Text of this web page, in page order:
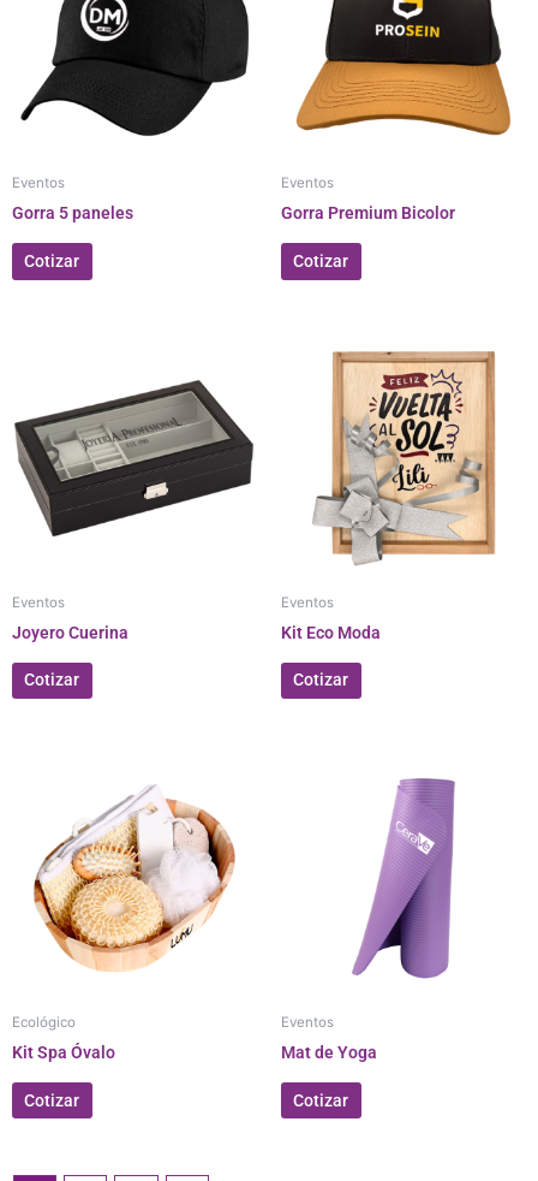
Eventos
Gorra 5 paneles
Cotizar
Eventos
Gorra Premium Bicolor
Cotizar
Eventos
Joyero Cuerina
Cotizar
Eventos
Kit Eco Moda
Cotizar
Ecológico
Kit Spa Óvalo
Cotizar
Eventos
Mat de Yoga
Cotizar